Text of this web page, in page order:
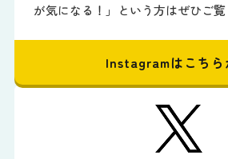
が気になる！」という方はぜひご覧
Instagramはこちら